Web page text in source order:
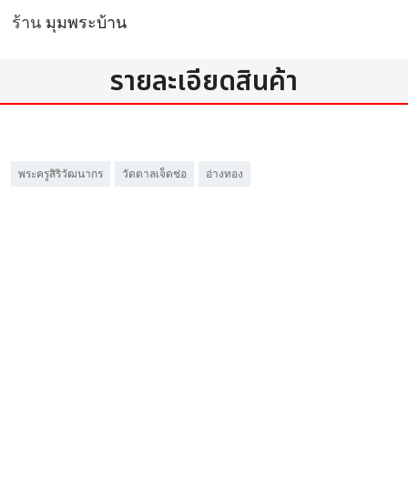
ร้าน มุมพระบ้าน
รายละเอียดสินค้า
พระครูสิริวัฒนากร วัดตาลเจ็ดช่อ อ่างทอง